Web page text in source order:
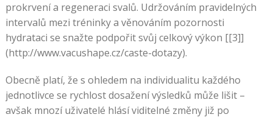
prokrvení a regeneraci svalů. Udržováním pravidelných
intervalů mezi tréninky a věnováním pozornosti
hydrataci se snažte podpořit svůj celkový výkon [[3]]
(http://www.vacushape.cz/caste-dotazy).
Obecně platí, že s ohledem na individualitu každého
jednotlivce se rychlost dosažení výsledků může lišit –
avšak mnozí uživatelé hlásí viditelné změny již po